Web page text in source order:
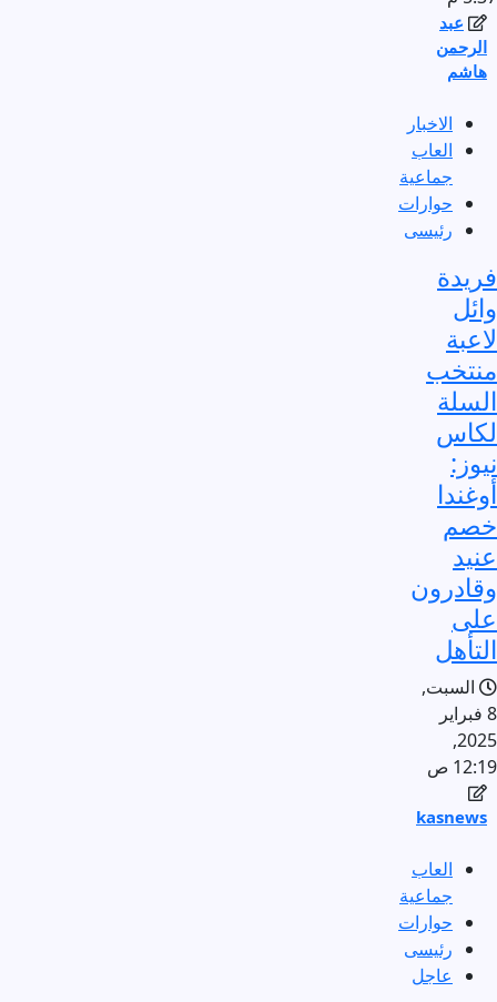
عبد
الرحمن
هاشم
الاخبار
العاب
جماعية
حوارات
رئيسى
فريدة
وائل
لاعبة
منتخب
السلة
لكاس
نيوز:
أوغندا
خصم
عنيد
وقادرون
على
التأهل
السبت,
8 فبراير
2025,
12:19 ص
kasnews
العاب
جماعية
حوارات
رئيسى
عاجل